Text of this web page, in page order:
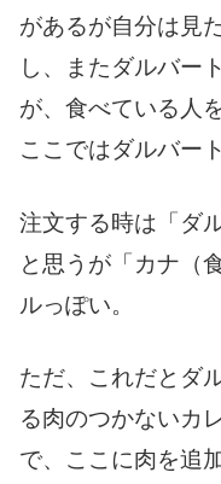
があるが自分は見
し、またダルバー
が、食べている人
ここではダルバー
注文する時は「ダ
と思うが「カナ（
ルっぽい。
ただ、これだとダ
る肉のつかないカ
で、ここに肉を追